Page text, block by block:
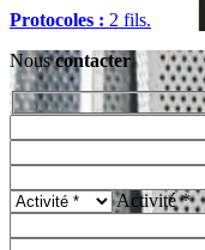
Protocoles : 2 fils.
Nouscontacter
Activité *